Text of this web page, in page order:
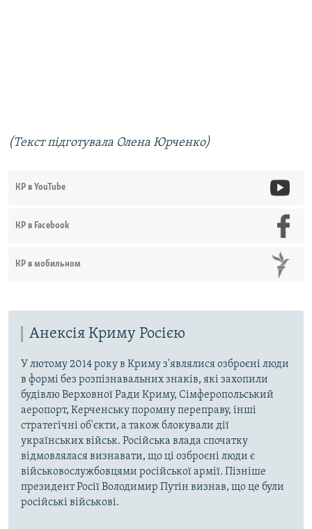
(Текст підготувала Олена Юрченко)
КР в YouTube
КР в Facebook
КР в мобильном
Анексія Криму Росією
У лютому 2014 року в Криму з'являлися озброєні люди
в формі без розпізнавальних знаків, які захопили
будівлю Верховної Ради Криму, Сімферопольський
аеропорт, Керченську поромну переправу, інші
стратегічні об'єкти, а також блокували дії
українських військ. Російська влада спочатку
відмовлялася визнавати, що ці озброєні люди є
військовослужбовцями російської армії. Пізніше
президент Росії Володимир Путін визнав, що це були
російські військові.